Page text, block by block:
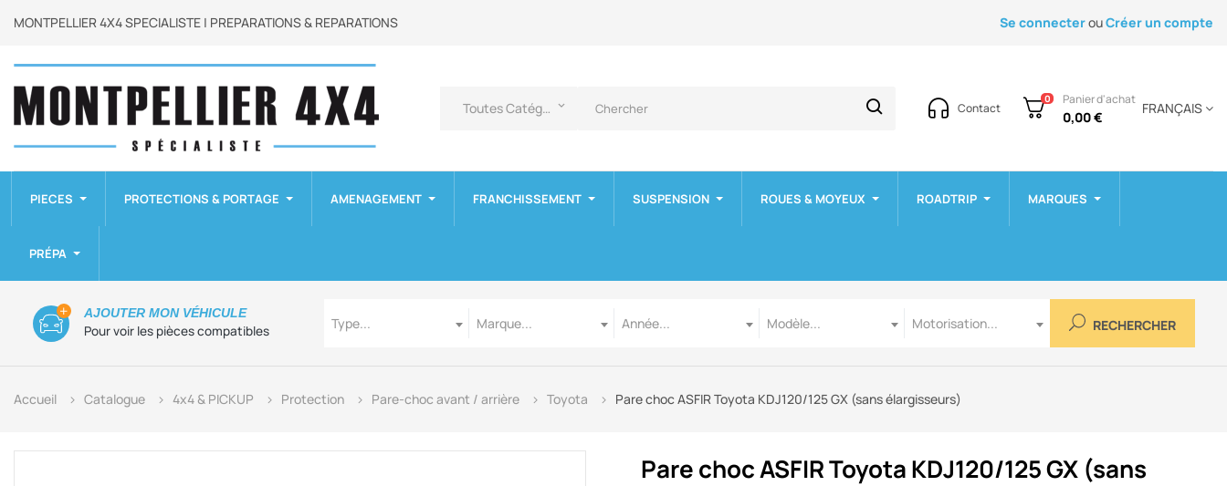
MONTPELLIER 4X4 SPECIALISTE | PREPARATIONS & REPARATIONS Se connecterouCréer un compte
Toutes Catégories keyboard_arrow_down Contact
0 Panier d'achat
0,00 €
FRANÇAIS
PIECES PROTECTIONS & PORTAGE AMENAGEMENT FRANCHISSEMENT SUSPENSION ROUES & MOYEUX ROADTRIP MARQUES
PRÉPA
Pour voir les pièces compatibles
AJOUTER MON VÉHICULE
Type...
Marque...
Année...
Modèle...
Motorisation...
RECHERCHER
Accueil Catalogue 4x4 & PICKUP Protection Pare-choc avant / arrière Toyota Pare choc ASFIR Toyota KDJ120/125 GX (sans élargisseurs)
Pare choc ASFIR Toyota KDJ120/125 GX (sans